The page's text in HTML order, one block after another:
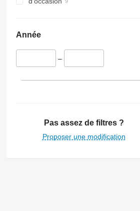
Année
–
Pas assez de filtres ?
Proposer une modification